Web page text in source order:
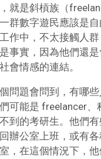
就是斜槓族（f
群數字遊民應該是
作中，不太接觸人
事實，因為他們還
會情感的連結。
問題會問到，有哪
可能是 freelancer、
到的考研生。他們
辦公室上班，或有
，在這個情況下，